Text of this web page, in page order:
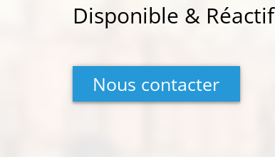
Disponible & Réactif
Nous contacter